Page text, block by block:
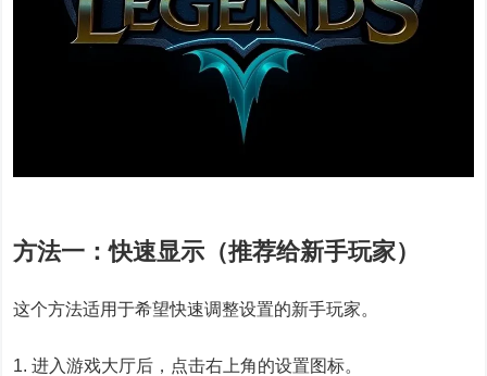
方法一：快速显示（推荐给新手玩家）
这个方法适用于希望快速调整设置的新手玩家。
进入游戏大厅后，点击右上角的设置图标。